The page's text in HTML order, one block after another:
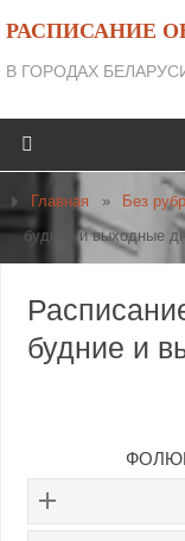
РАСПИСАНИЕ
В ГОРОДАХ
Главная » Без
будние и выходные
будние и